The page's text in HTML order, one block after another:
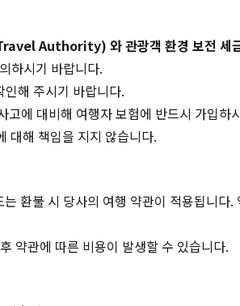
Travel Authority) 와 관광객 환경 보
하시기 바랍니다.
해 주시기 바랍니다.
에 대비해 여행자 보험에 반드시 가입하
대해 책임을 지지 않습니다.
환불 시 당사의 여행 약관이 적용됩니
약관에 따른 비용이 발생할 수 있습니다.